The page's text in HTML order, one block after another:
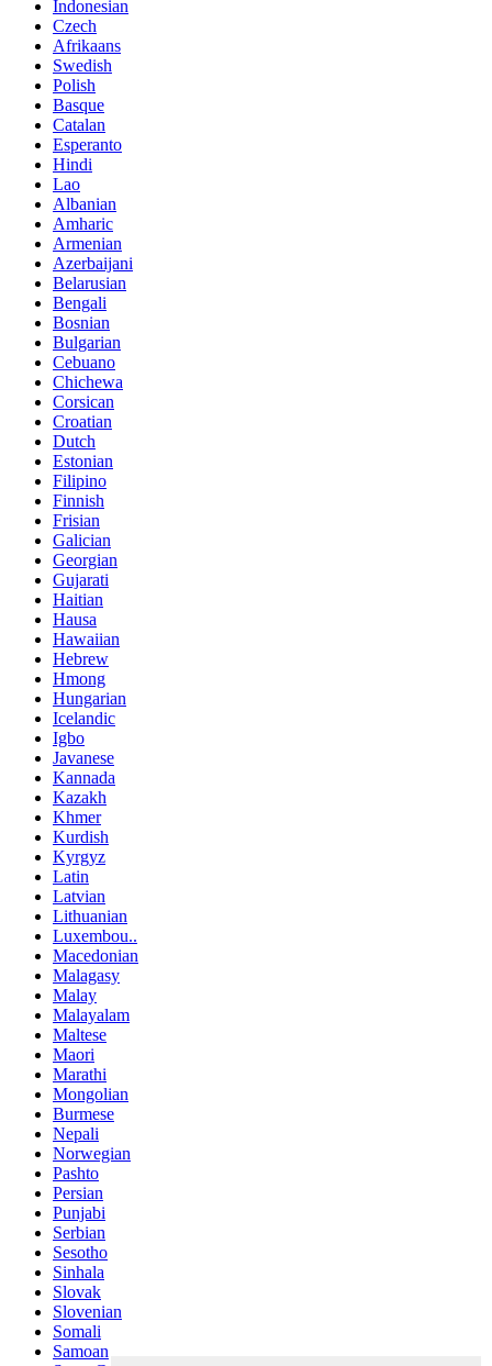
Indonesian
Czech
Afrikaans
Swedish
Polish
Basque
Catalan
Esperanto
Hindi
Lao
Albanian
Amharic
Armenian
Azerbaijani
Belarusian
Bengali
Bosnian
Bulgarian
Cebuano
Chichewa
Corsican
Croatian
Dutch
Estonian
Filipino
Finnish
Frisian
Galician
Georgian
Gujarati
Haitian
Hausa
Hawaiian
Hebrew
Hmong
Hungarian
Icelandic
Igbo
Javanese
Kannada
Kazakh
Khmer
Kurdish
Kyrgyz
Latin
Latvian
Lithuanian
Luxembou..
Macedonian
Malagasy
Malay
Malayalam
Maltese
Maori
Marathi
Mongolian
Burmese
Nepali
Norwegian
Pashto
Persian
Punjabi
Serbian
Sesotho
Sinhala
Slovak
Slovenian
Somali
Samoan